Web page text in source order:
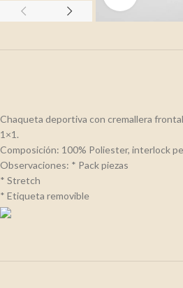
Chaqueta deportiva con cremallera
1×1.
Composición: 100% Poliester, interlock
Observaciones: * Pack piezas
* Stretch
* Etiqueta removible